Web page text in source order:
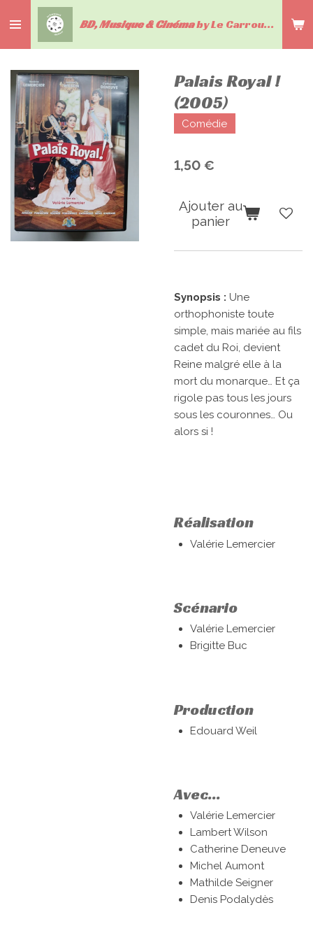
au
contenu
BD, Musique & Cinémaby Le Carrousel du livre
Palais Royal !
(2005)
Comédie
1,50 €
Ajouter au
panier
Synopsis : Une
orthophoniste toute
simple, mais mariée au fils
cadet du Roi, devient
Reine malgré elle à la
mort du monarque… Et ça
rigole pas tous les jours
sous les couronnes… Ou
alors si !
Réalisation
Valérie Lemercier
Scénario
Valérie Lemercier
Brigitte Buc
Production
Edouard Weil
Avec...
Valérie Lemercier
Lambert Wilson
Catherine Deneuve
Michel Aumont
Mathilde Seigner
Denis Podalydès